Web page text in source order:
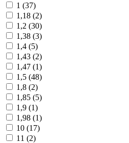
1 (37)
1,18 (2)
1,2 (30)
1,38 (3)
1,4 (5)
1,43 (2)
1,47 (1)
1,5 (48)
1,8 (2)
1,85 (5)
1,9 (1)
1,98 (1)
10 (17)
11 (2)